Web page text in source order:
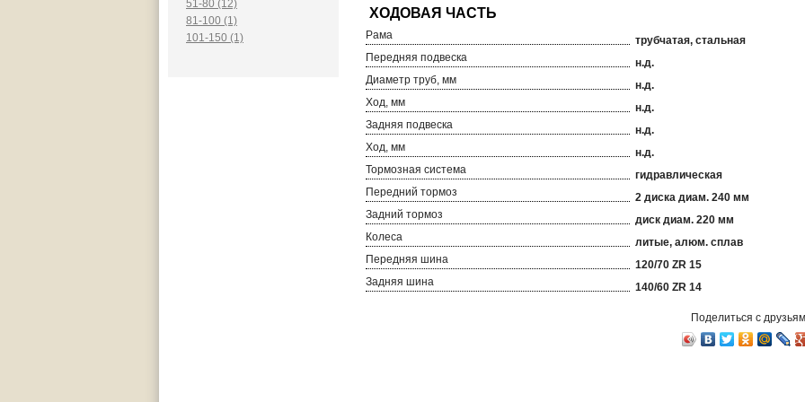
51-80 (12)
81-100 (1)
101-150 (1)
Рама
трубчатая, стальная
Передняя подвеска
н.д.
Диаметр труб, мм
н.д.
Ход, мм
н.д.
Задняя подвеска
н.д.
Ход, мм
н.д.
Тормозная система
гидравлическая
Передний тормоз
2 диска диам. 240 мм
Задний тормоз
диск диам. 220 мм
Колеса
литые, алюм. сплав
Передняя шина
120/70 ZR 15
Задняя шина
140/60 ZR 14
Поделиться с